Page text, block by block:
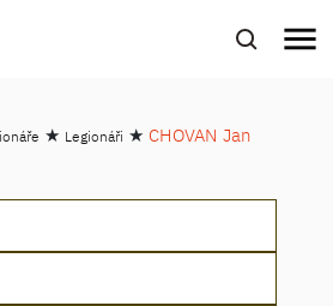
menu
★ Legionáři ★ CHOVAN Jan